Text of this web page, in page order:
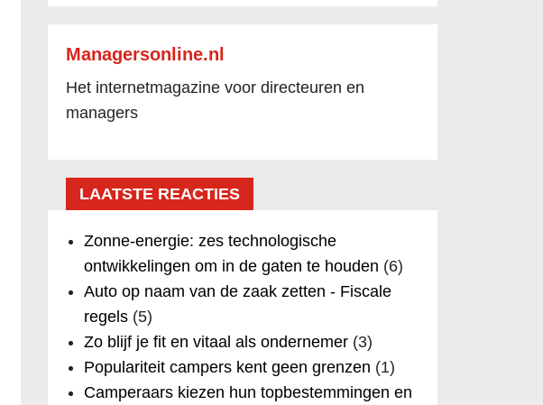
Managersonline.nl
Het internetmagazine voor directeuren en
managers
LAATSTE REACTIES
Zonne-energie: zes technologische
ontwikkelingen om in de gaten te houden (6)
Auto op naam van de zaak zetten - Fiscale
regels(5)
Zo blijf je fit en vitaal als ondernemer(3)
Populariteit campers kent geen grenzen (1)
Camperaars kiezen hun topbestemmingen en